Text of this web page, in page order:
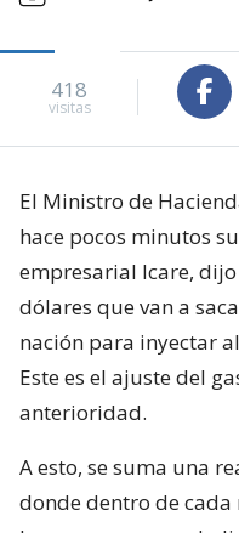
418
visitas
El Ministro de
hace pocos minutos
empresarial Icare,
dólares que van a
nación para inyectar
Este es el ajuste del
anterioridad.
A esto, se suma una
donde dentro de